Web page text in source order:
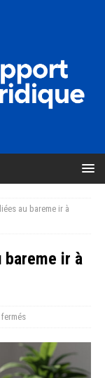
au bareme ir à
bareme ir à